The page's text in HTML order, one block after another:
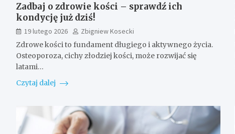
Zadbaj o zdrowie kości – sprawdź ich
kondycję już dziś!
19 lutego 2026
Zbigniew Kosecki
Zdrowe kości to fundament długiego i aktywnego życia.
Osteoporoza, cichy złodziej kości, może rozwijać się
latami…
Czytaj dalej